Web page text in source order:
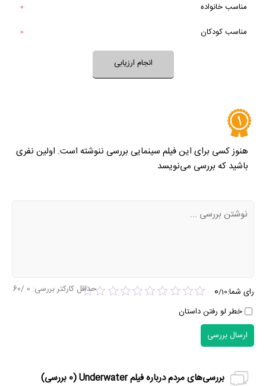
خیر
نظر خود را ثبت کنید
مناسب خانواده‌
0
مناسب کودکان
0
انجام ارزیابی
هنوز کسی برای این فیلم سینمایی بررسی ننوشته است. اولین نفری
باشید که بررسی می‌نویسد
رای شما: 0/10
خطر لو رفتن داستان
حداقل کارکتر بررسی: 0
/60
ارسال بررسی
بررسی‌های مردم درباره فیلم Underwater ( 0 بررسی)